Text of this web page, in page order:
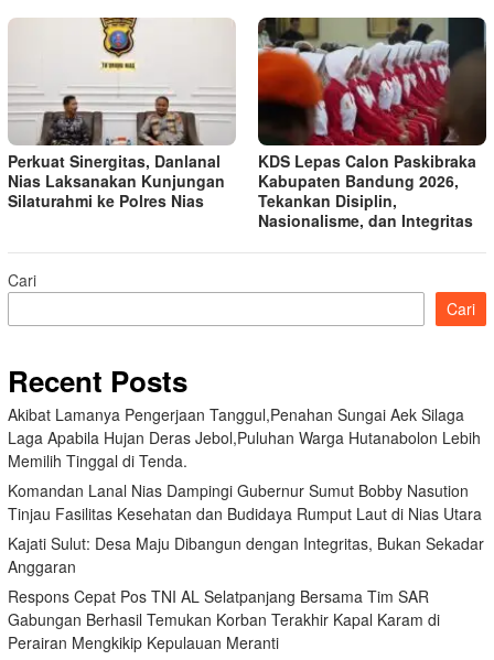
Perkuat Sinergitas, Danlanal
Nias Laksanakan Kunjungan
Silaturahmi ke Polres Nias
KDS Lepas Calon Paskibraka
Kabupaten Bandung 2026,
Tekankan Disiplin,
Nasionalisme, dan Integritas
Cari
Cari
Recent Posts
Akibat Lamanya Pengerjaan Tanggul,Penahan Sungai Aek Silaga
Laga Apabila Hujan Deras Jebol,Puluhan Warga Hutanabolon Lebih
Memilih Tinggal di Tenda.
Komandan Lanal Nias Dampingi Gubernur Sumut Bobby Nasution
Tinjau Fasilitas Kesehatan dan Budidaya Rumput Laut di Nias Utara
Kajati Sulut: Desa Maju Dibangun dengan Integritas, Bukan Sekadar
Anggaran
Respons Cepat Pos TNI AL Selatpanjang Bersama Tim SAR
Gabungan Berhasil Temukan Korban Terakhir Kapal Karam di
Perairan Mengkikip Kepulauan Meranti